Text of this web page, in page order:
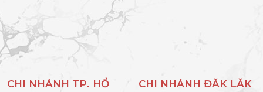
CHI NHÁNH TP. HỒ
CHI NHÁNH ĐĂK LĂK